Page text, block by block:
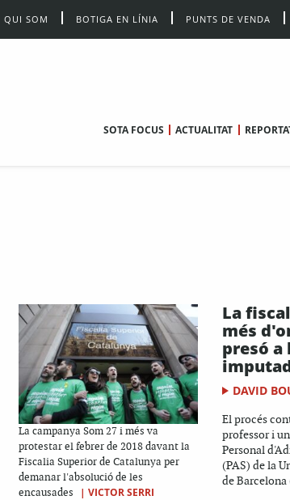
QUI SOM BOTIGA EN LÍNIA PUNTS DE VENDA
SOTA FOCUS ACTUALITAT
La campanya Som 27 i més va
protestar el febrer de 2018 davant la
Fiscalia Superior de Catalunya per
demanar l'absolució de les
encausades
| VICTOR SERRI
La
més
presó a
DAVID
El procés
professor i
Personal
(PAS) de la
de